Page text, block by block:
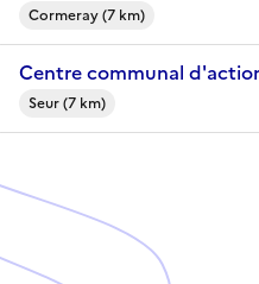
Cormeray (7 km)
Centre communal
Seur (7 km)